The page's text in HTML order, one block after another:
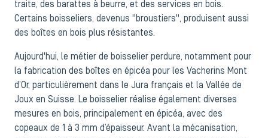
traite, des barattes à beurre, et des services en bois.
Certains boisseliers, devenus "broustiers", produisent aussi
des boîtes en bois plus résistantes.
Aujourd'hui, le métier de boisselier perdure, notamment pour
la fabrication des boîtes en épicéa pour les Vacherins Mont
d’Or, particulièrement dans le Jura français et la Vallée de
Joux en Suisse. Le boisselier réalise également diverses
mesures en bois, principalement en épicéa, avec des
copeaux de 1 à 3 mm d’épaisseur. Avant la mécanisation,